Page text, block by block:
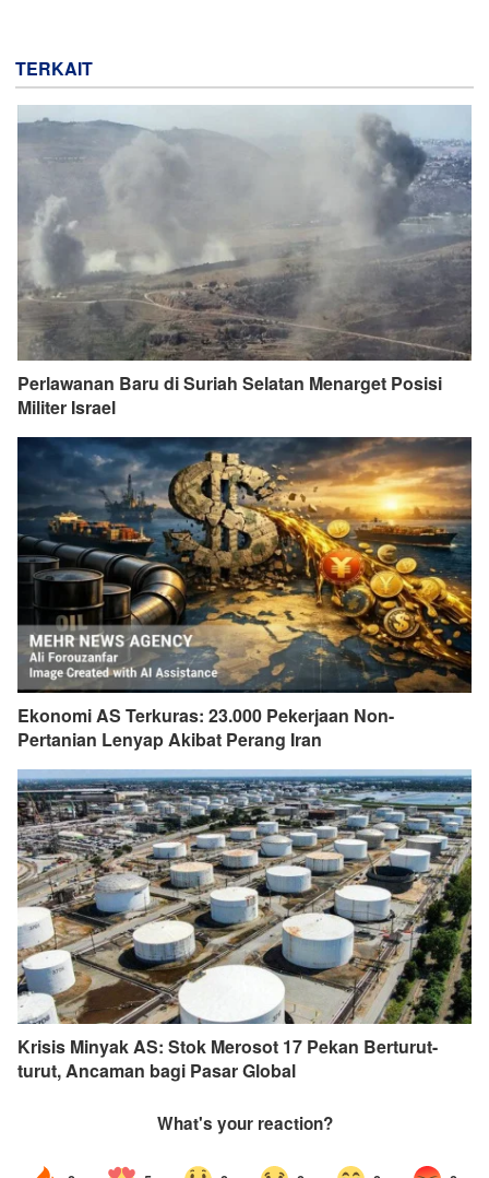
TERKAIT
Perlawanan Baru di Suriah Selatan Menarget Posisi
Militer Israel
Ekonomi AS Terkuras: 23.000 Pekerjaan Non-
Pertanian Lenyap Akibat Perang Iran
Krisis Minyak AS: Stok Merosot 17 Pekan Berturut-
turut, Ancaman bagi Pasar Global